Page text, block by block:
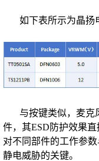
如下表所示为晶扬
与按键类似，麦克
件，其ESD防护效果
对不同部件的工作参
静电威胁的关键。